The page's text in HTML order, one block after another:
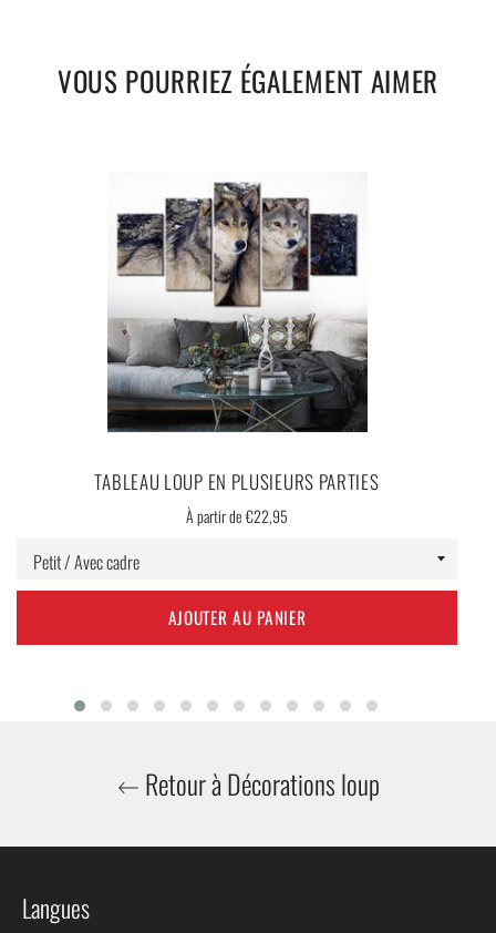
VOUS POURRIEZ ÉGALEMENT AIMER
TABLEAU LOUP EN PLUSIEURS PARTIES
À partir de €22,95
AJOUTER AU PANIER
Retour à Décorations loup
Langues